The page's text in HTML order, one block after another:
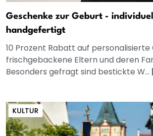
Geschenke zur Geburt -
handgefertigt
10 Prozent Rabatt auf
frischgebackene Eltern und deren
Besonders gefragt sind bestickte W... |
KULTUR